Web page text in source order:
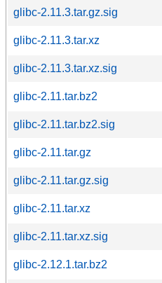
glibc-2.11.3.tar.gz.sig
glibc-2.11.3.tar.xz
glibc-2.11.3.tar.xz.sig
glibc-2.11.tar.bz2
glibc-2.11.tar.bz2.sig
glibc-2.11.tar.gz
glibc-2.11.tar.gz.sig
glibc-2.11.tar.xz
glibc-2.11.tar.xz.sig
glibc-2.12.1.tar.bz2